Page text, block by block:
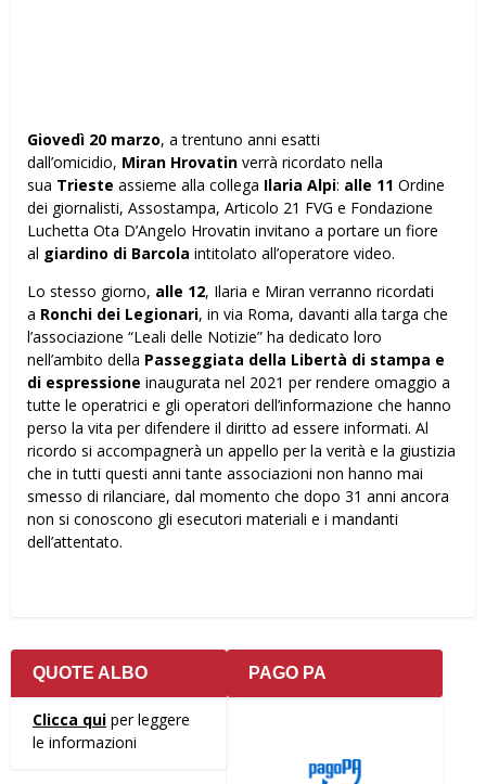
Giovedì 20 marzo, a trentuno anni esatti
dall’omicidio, Miran Hrovatin verrà ricordato nella
sua Trieste assieme alla collega Ilaria Alpi: alle 11 Ordine
dei giornalisti, Assostampa, Articolo 21 FVG e Fondazione
Luchetta Ota D’Angelo Hrovatin invitano a portare un fiore
al giardino di Barcola intitolato all’operatore video.
Lo stesso giorno, alle 12, Ilaria e Miran verranno ricordati
a Ronchi dei Legionari, in via Roma, davanti alla targa che
l’associazione “Leali delle Notizie” ha dedicato loro
nell’ambito della Passeggiata della Libertà di stampa e
di espressione inaugurata nel 2021 per rendere omaggio a
tutte le operatrici e gli operatori dell’informazione che hanno
perso la vita per difendere il diritto ad essere informati. Al
ricordo si accompagnerà un appello per la verità e la giustizia
che in tutti questi anni tante associazioni non hanno mai
smesso di rilanciare, dal momento che dopo 31 anni ancora
non si conoscono gli esecutori materiali e i mandanti
dell’attentato.
QUOTE ALBO
Clicca qui per leggere
le informazioni
PAGO PA